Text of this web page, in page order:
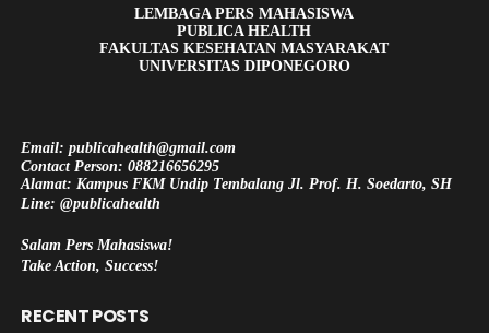
LEMBAGA PERS MAHASISWA
PUBLICA HEALTH
FAKULTAS KESEHATAN MASYARAKAT
UNIVERSITAS DIPONEGORO
Email: publicahealth@gmail.com
Contact Person: 088216656295
Alamat: Kampus FKM Undip Tembalang Jl. Prof. H. Soedarto, SH
Line: @publicahealth
Salam Pers Mahasiswa!
Take Action, Success!
RECENT POSTS